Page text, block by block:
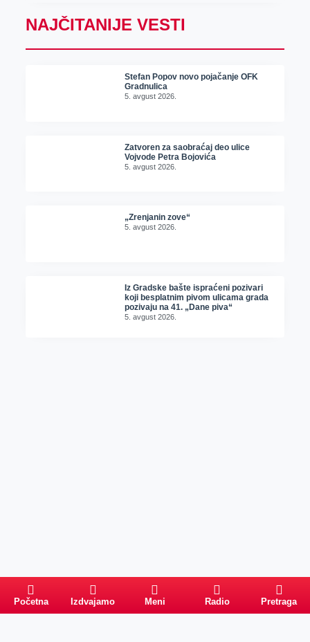
NAJČITANIJE VESTI
Stefan Popov novo pojačanje OFK
Gradnulica
5. avgust 2026.
Zatvoren za saobraćaj deo ulice
Vojvode Petra Bojovića
5. avgust 2026.
„Zrenjanin zove“
5. avgust 2026.
Iz Gradske bašte ispraćeni pozivari
koji besplatnim pivom ulicama grada
pozivaju na 41. „Dane piva“
5. avgust 2026.
Početna Izdvajamo Meni Radio Pretraga